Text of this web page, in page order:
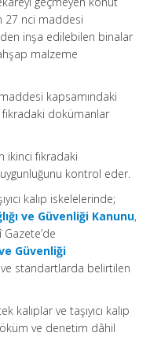
27 nci maddesi
inşa edilebilen binalar
malzeme
kapsamındaki
dokümanlar
ikinci fıkradaki
kontrol eder.
kalıp iskelelerinde;
ve Güvenliği Kanunu,
Güvenliği
standartlarda belirtilen
kalıplar ve taşıyıcı kalıp
ve denetim dâhil